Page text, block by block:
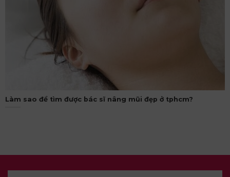
Làm sao để tìm được bác sĩ nâng mũi đẹp ở tphcm?